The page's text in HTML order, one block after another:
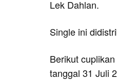
Lek Dahlan.
Single ini
Berikut
tanggal 31 Juli